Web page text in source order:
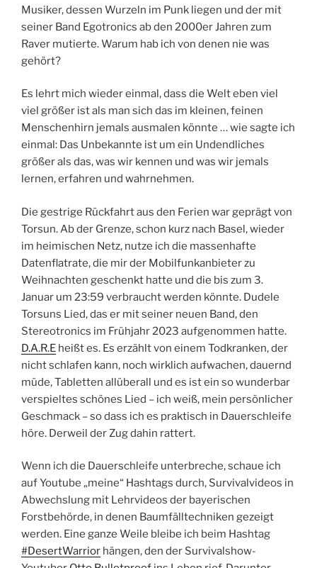
Musiker, dessen Wurzeln im Punk liegen und der mit
seiner Band Egotronics ab den 2000er Jahren zum
Raver mutierte. Warum hab ich von denen nie was
gehört?
Es lehrt mich wieder einmal, dass die Welt eben viel
viel größer ist als man sich das im kleinen, feinen
Menschenhirn jemals ausmalen könnte … wie sagte ich
einmal: Das Unbekannte ist um ein Undendliches
größer als das, was wir kennen und was wir jemals
lernen, erfahren und wahrnehmen.
Die gestrige Rückfahrt aus den Ferien war geprägt von
Torsun. Ab der Grenze, schon kurz nach Basel, wieder
im heimischen Netz, nutze ich die massenhafte
Datenflatrate, die mir der Mobilfunkanbieter zu
Weihnachten geschenkt hatte und die bis zum 3.
Januar um 23:59 verbraucht werden könnte. Dudele
Torsuns Lied, das er mit seiner neuen Band, den
Stereotronics im Frühjahr 2023 aufgenommen hatte.
D.A.R.E heißt es. Es erzählt von einem Todkranken, der
nicht schlafen kann, noch wirklich aufwachen, dauernd
müde, Tabletten allüberall und es ist ein so wunderbar
verspieltes schönes Lied – ich weiß, mein persönlicher
Geschmack – so dass ich es praktisch in Dauerschleife
höre. Derweil der Zug dahin rattert.
Wenn ich die Dauerschleife unterbreche, schaue ich
auf Youtube „meine“ Hashtags durch, Survivalvideos in
Abwechslung mit Lehrvideos der bayerischen
Forstbehörde, in denen Baumfälltechniken gezeigt
werden. Eine ganze Weile bleibe ich beim Hashtag
#DesertWarrior hängen, den der Survivalshow-